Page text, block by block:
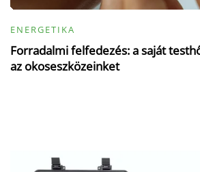
ENERGETIKA
Forradalmi felfedezés: a saját
az okoseszközeinket